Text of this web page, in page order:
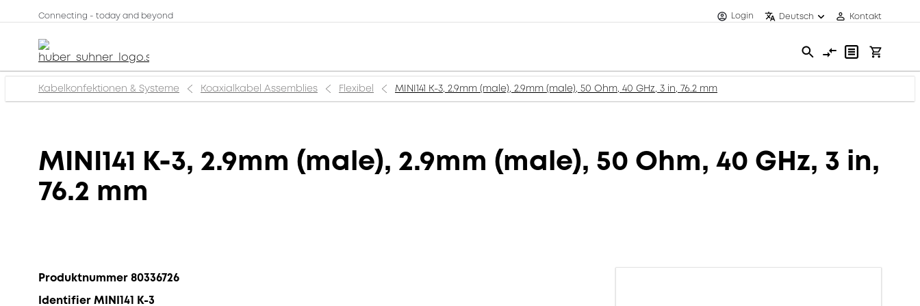
Connecting - today and beyond Login Deutsch Kontakt
Kabelkonfektionen & Systeme Koaxialkabel Assemblies Flexibel MINI141 K-3, 2.9mm (male), 2.9mm (male), 50 Ohm, 40 GHz, 3 in, 76.2 mm
MINI141 K-3, 2.9mm (male), 2.9mm (male), 50 Ohm, 40 GHz, 3 in,
76.2 mm
Produktnummer 80336726
Identifier MINI141 K-3